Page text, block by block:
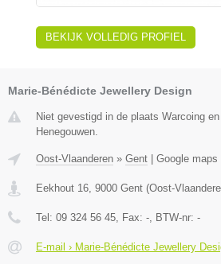
BEKIJK VOLLEDIG PROFIEL
Marie-Bénédicte Jewellery Design
Niet gevestigd in de plaats Warcoing
Henegouwen.
Oost-Vlaanderen » Gent Google maps
Eekhout 16, 9000 Gent (Oost-
Tel: 09 324 56 45, Fax: -, BTW-nr: -
E-mail › Marie-Bénédicte Jewellery